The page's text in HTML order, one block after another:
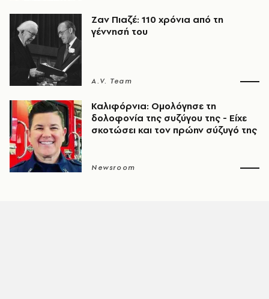
Ζαν Πιαζέ: 110 χρόνια από τη
γέννησή του
A.V. Team
Καλιφόρνια: Ομολόγησε τη
δολοφονία της συζύγου της - Είχε
σκοτώσει και τον πρώην σύζυγό της
Newsroom